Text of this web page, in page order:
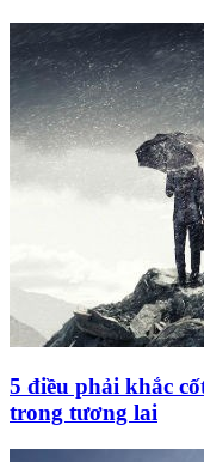
5 điều phải khắc
trong tương lai